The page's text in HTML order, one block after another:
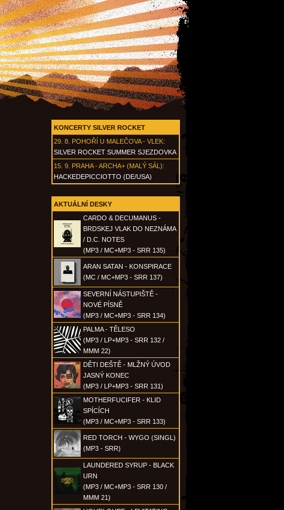
KONCERTY SILVER ROCKET
29. 8. POHOŘÍ U MALEČOVA - VLEK:
SILVER ROCKET SUMMER SJEZDOVKA
15. 9. PRAHA - ARCHA+ (MALÝ SÁL):
HACKEDEPICCIOTTO (DE/USA)
AKTUÁLNÍ DESKY
CARDO & DECUMANUS -
BRDSKEJ VLAK DO NEZNÁMA
/ D.C. NOTES
(MP3 / MC+MP3 - SRR 135)
ARAN SATAN - KONSPIRACE
(MC / MC+MP3 - SRR 137)
SEVERNÍ NÁSTUPIŠTĚ -
NOVÉ PÍSNĚ
(MP3 / MC+MP3 - SRR 134)
PALMA - TĚLESO
(MP3 / LP+MP3 - SRR 132 /
MMM 22)
DĚTI DEŠTĚ - MLŽNÝ ÚVOD
JASNÝ KONEC
(MP3 / LP+MP3 - SRR 131)
MOTHERFUCIFER - KLID
SPÍCÍCH
(MP3 / MC+MP3 - SRR 133)
RED TORCH - WYGO (SINGL)
(MP3 - SRR)
LAUNDERED SYRUP - BLACK
URN
(MP3 / MC+MP3 - SRR 130 /
MMM 21)